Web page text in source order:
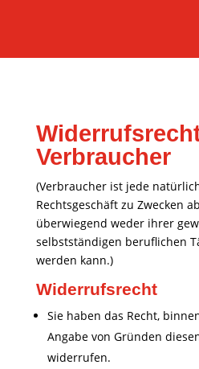
Verbraucher
(Verbraucher ist jede
Rechtsgeschäft zu Zwecken
überwiegend weder ihrer
selbstständigen beruflichen
werden kann.)
Widerrufsrecht
Sie haben das Recht,
Angabe von Gründen
widerrufen.